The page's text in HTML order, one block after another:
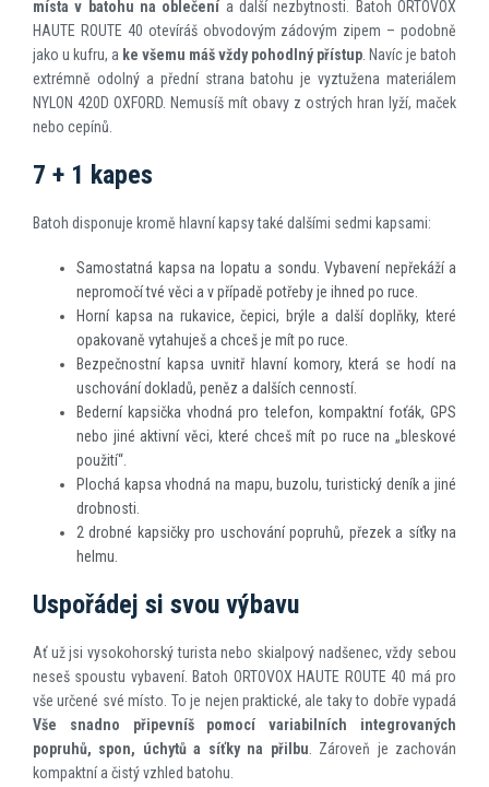
místa v batohu na oblečení a další nezbytnosti. Batoh ORTOVOX
HAUTE ROUTE 40 otevíráš obvodovým zádovým zipem – podobně
jako u kufru, a ke všemu máš vždy pohodlný přístup. Navíc je batoh
extrémně odolný a přední strana batohu je vyztužena materiálem
NYLON 420D OXFORD. Nemusíš mít obavy z ostrých hran lyží, maček
nebo cepínů.
7 + 1 kapes
Batoh disponuje kromě hlavní kapsy také dalšími sedmi kapsami:
Samostatná kapsa na lopatu a sondu. Vybavení nepřekáží a
nepromočí tvé věci a v případě potřeby je ihned po ruce.
Horní kapsa na rukavice, čepici, brýle a další doplňky, které
opakovaně vytahuješ a chceš je mít po ruce.
Bezpečnostní kapsa uvnitř hlavní komory, která se hodí na
uschování dokladů, peněz a dalších cenností.
Bederní kapsička vhodná pro telefon, kompaktní foťák, GPS
nebo jiné aktivní věci, které chceš mít po ruce na „bleskové
použití“.
Plochá kapsa vhodná na mapu, buzolu, turistický deník a jiné
drobnosti.
2 drobné kapsičky pro uschování popruhů, přezek a síťky na
helmu.
Uspořádej si svou výbavu
Ať už jsi vysokohorský turista nebo skialpový nadšenec, vždy sebou
neseš spoustu vybavení. Batoh ORTOVOX HAUTE ROUTE 40 má pro
vše určené své místo. To je nejen praktické, ale taky to dobře vypadá
Vše snadno připevníš pomocí variabilních integrovaných
popruhů, spon, úchytů a síťky na přilbu . Zároveň je zachován
kompaktní a čistý vzhled batohu.